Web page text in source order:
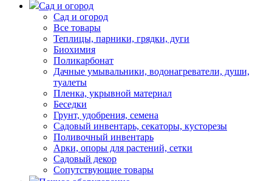
Сад и огород
Сад и огород
Все товары
Теплицы, парники, грядки, дуги
Биохимия
Поликарбонат
Дачные умывальники, водонагреватели, души,
туалеты
Пленка, укрывной материал
Беседки
Грунт, удобрения, семена
Садовый инвентарь, секаторы, кусторезы
Поливочный инвентарь
Арки, опоры для растений, сетки
Садовый декор
Сопутствующие товары